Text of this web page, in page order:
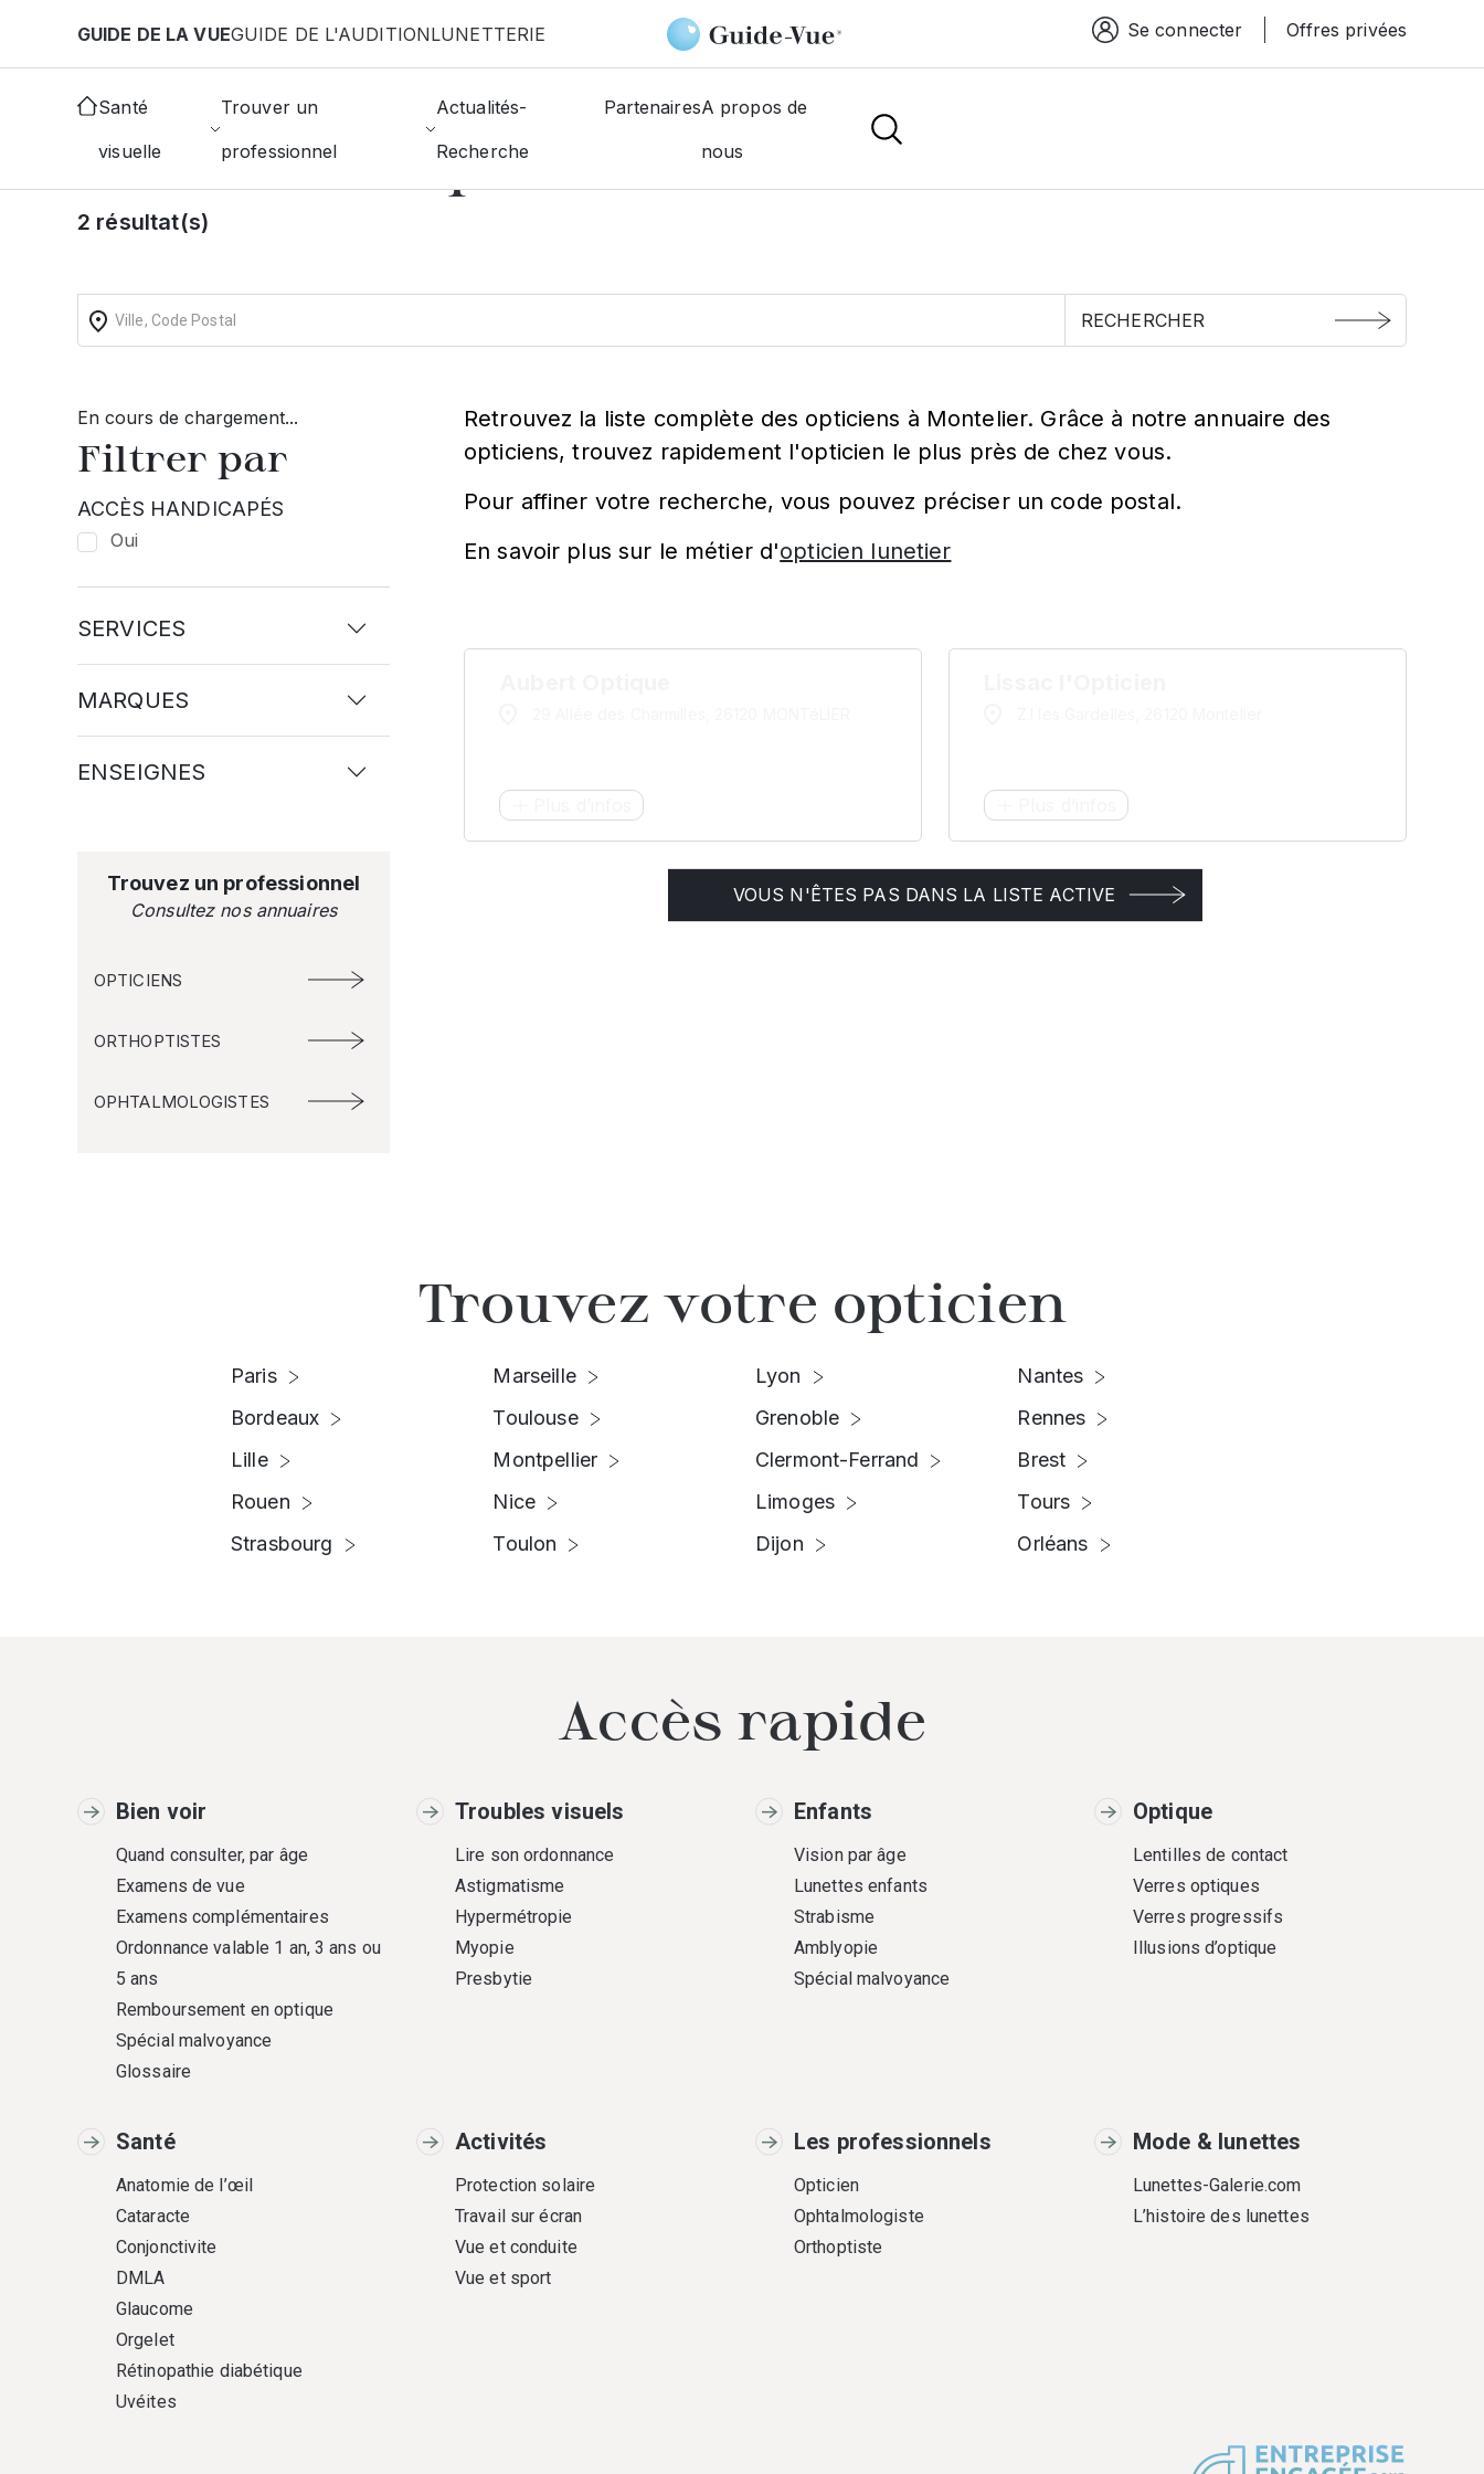
GUIDE DE LA VUEGUIDE DE L'AUDITIONLUNETTERIE Espace connexion
Se connecter Offres privées
Santé
visuelle
Trouver un
professionnel
Actualités-
Recherche
PartenairesA propos de
nous
Accueil Choisir mon opticien Montelier
Trouvez un opticien àMontelier
2 résultat(s)
En cours de chargement...
Filtrer par
ACCÈS HANDICAPÉS
Oui
SERVICES
MARQUES
ENSEIGNES
Trouvez un professionnel
Consultez nos annuaires
OPTICIENS
ORTHOPTISTES
OPHTALMOLOGISTES
Retrouvez la liste complète des opticiens à Montelier. Grâce à notre annuaire des
opticiens, trouvez rapidement l'opticien le plus près de chez vous.
Pour affiner votre recherche, vous pouvez préciser un code postal.
En savoir plus sur le métier d'opticien lunetier
VOUS N'ÊTES PAS DANS LA LISTE ACTIVE
Trouvez votre opticien
Paris
Bordeaux
Lille
Rouen
Strasbourg
Marseille
Toulouse
Montpellier
Nice
Toulon
Lyon
Grenoble
Clermont-Ferrand
Limoges
Dijon
Nantes
Rennes
Brest
Tours
Orléans
Accès rapide
Bien voir
Quand consulter, par âge
Examens de vue
Examens complémentaires
Ordonnance valable 1 an, 3 ans ou
5 ans
Remboursement en optique
Spécial malvoyance
Glossaire
Troubles visuels
Lire son ordonnance
Astigmatisme
Hypermétropie
Myopie
Presbytie
Enfants
Vision par âge
Lunettes enfants
Strabisme
Amblyopie
Spécial malvoyance
Optique
Lentilles de contact
Verres optiques
Verres progressifs
Illusions d’optique
Santé
Anatomie de l’œil
Cataracte
Conjonctivite
DMLA
Glaucome
Orgelet
Rétinopathie diabétique
Uvéites
Activités
Protection solaire
Travail sur écran
Vue et conduite
Vue et sport
Les professionnels
Opticien
Ophtalmologiste
Orthoptiste
Mode & lunettes
Lunettes-Galerie.com
L’histoire des lunettes